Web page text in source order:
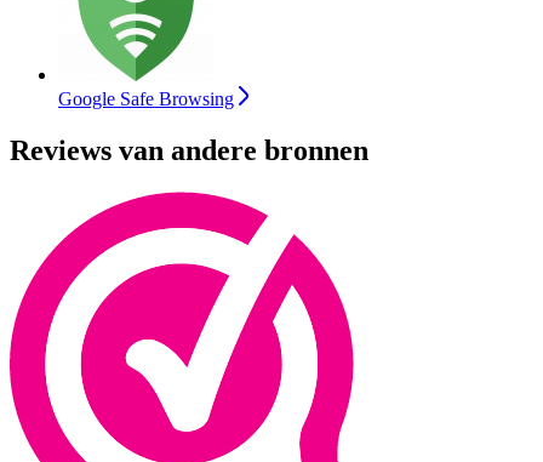
Google Safe Browsing
Reviews van andere bronnen